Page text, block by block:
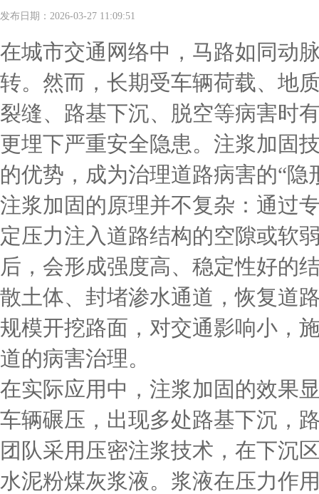
发布日期：2026-03-27 11:09:51
在城市交通网络中，马路如同动
转。然而，长期受车辆荷载、地
裂缝、路基下沉、脱空等病害时
更埋下严重安全隐患。注浆加固
的优势，成为治理道路病害的“隐
注浆加固的原理并不复杂：通过
定压力注入道路结构的空隙或软
后，会形成强度高、稳定性好的
散土体、封堵渗水通道，恢复道
规模开挖路面，对交通影响小，
道的病害治理。
在实际应用中，注浆加固的效果
车辆碾压，出现多处路基下沉，
团队采用压密注浆技术，在下沉
水泥粉煤灰浆液。浆液在压力作